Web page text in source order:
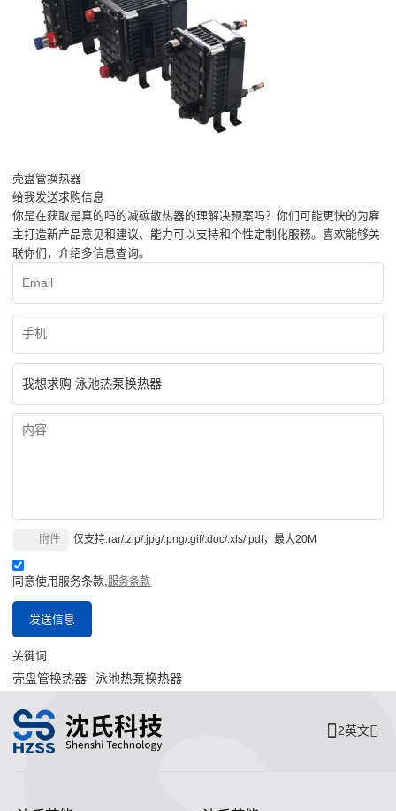
壳盘管换热器
给我发送求购信息
你是在获取是真的吗的减碳散热器的理解决预案吗？你们可能更快的为雇
主打造新产品意见和建议、能力可以支持和个性定制化服務。喜欢能够关
联你们，介绍多信息查询。
仅支持.rar/.zip/.jpg/.png/.gif/.doc/.xls/.pdf，最大20M
附件
同意使用服务条款, 服务条款
发送信息
关键词
壳盘管换热器 泳池热泵换热器
2英文